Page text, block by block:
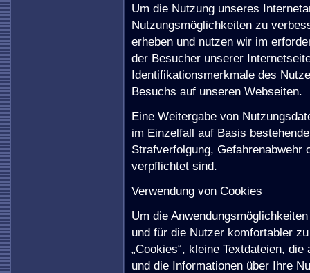
Um die Nutzung unseres
Nutzungsmöglichkeiten zu
erheben und nutzen wir im
der Besucher unserer
Identifikationsmerkmale des
Besuchs auf unseren Webseiten.
Eine Weitergabe von
im Einzelfall auf Basis
Strafverfolgung,
verpflichtet sind.
Verwendung von Cookies
Um die
und für die Nutzer komfortabler
„Cookies“, kleine Textdateien,
und die Informationen über Ihre